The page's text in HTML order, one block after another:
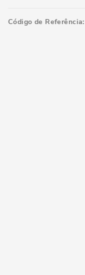
Código de Referência